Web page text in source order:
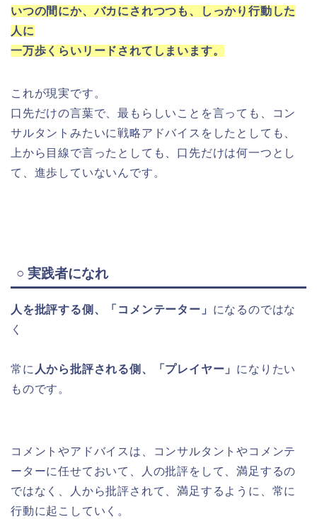
いつの間にか、バカにされつつも、しっかり行動した
人に
一万歩くらいリードされてしまいます。
これが現実です。
口先だけの言葉で、最もらしいことを言っても、コン
サルタントみたいに戦略アドバイスをしたとしても、
上から目線で言ったとしても、口先だけは何一つとし
て、進歩していないんです。
○ 実践者になれ
人を批評する側、「コメンテーター」 になるのではな
く
常に 人から批評される側、「プレイヤー」 になりたい
ものです。
コメントやアドバイスは、コンサルタントやコメンテ
ーターに任せておいて、人の批評をして、満足するの
ではなく、人から批評されて、満足するように、常に
行動に起こしていく。